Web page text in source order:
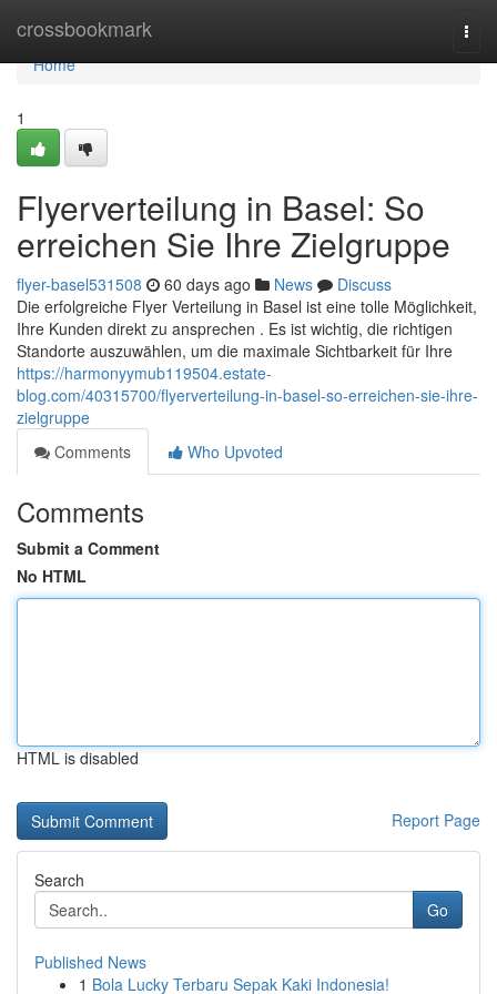
crossbookmark
Home
Home
1
Flyerverteilung in Basel: So
erreichen Sie Ihre Zielgruppe
flyer-basel531508 60 days ago News
Discuss
Die erfolgreiche Flyer Verteilung in Basel ist eine tolle Möglichkeit,
Ihre Kunden direkt zu ansprechen . Es ist wichtig, die richtigen
Standorte auszuwählen, um die maximale Sichtbarkeit für Ihre
https://harmonyymub119504.estate-
blog.com/40315700/flyerverteilung-in-basel-so-erreichen-sie-ihre-
zielgruppe
Comments
Who Upvoted
Comments
Submit a Comment
No HTML
HTML is disabled
Report Page
Search
Go
Published News
1 Bola Lucky Terbaru Sepak Kaki Indonesia!